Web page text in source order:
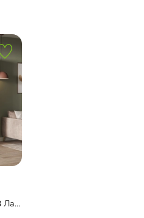
Распашной шкаф Шармель-3 Лайф с зеркалом